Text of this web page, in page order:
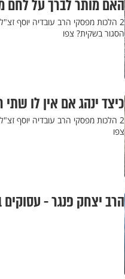
האם מותר לברך על לחם
2 הלכות מפסקי הרב עובדיה
הסגור בשקית? צפו
כיצד ינהג אם אין לו
2 הלכות מפסקי הרב עובדיה יוסף
צפו
הרב יצחק פנגר - עסוקים